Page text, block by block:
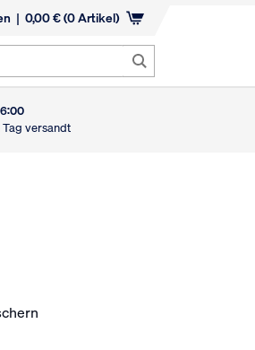
0,00€(0 Artikel)
versandt